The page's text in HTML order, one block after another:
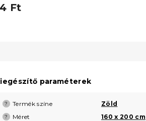
Ft
paraméterek
? Termék színe Zöld
? Méret 160 x 200 cm